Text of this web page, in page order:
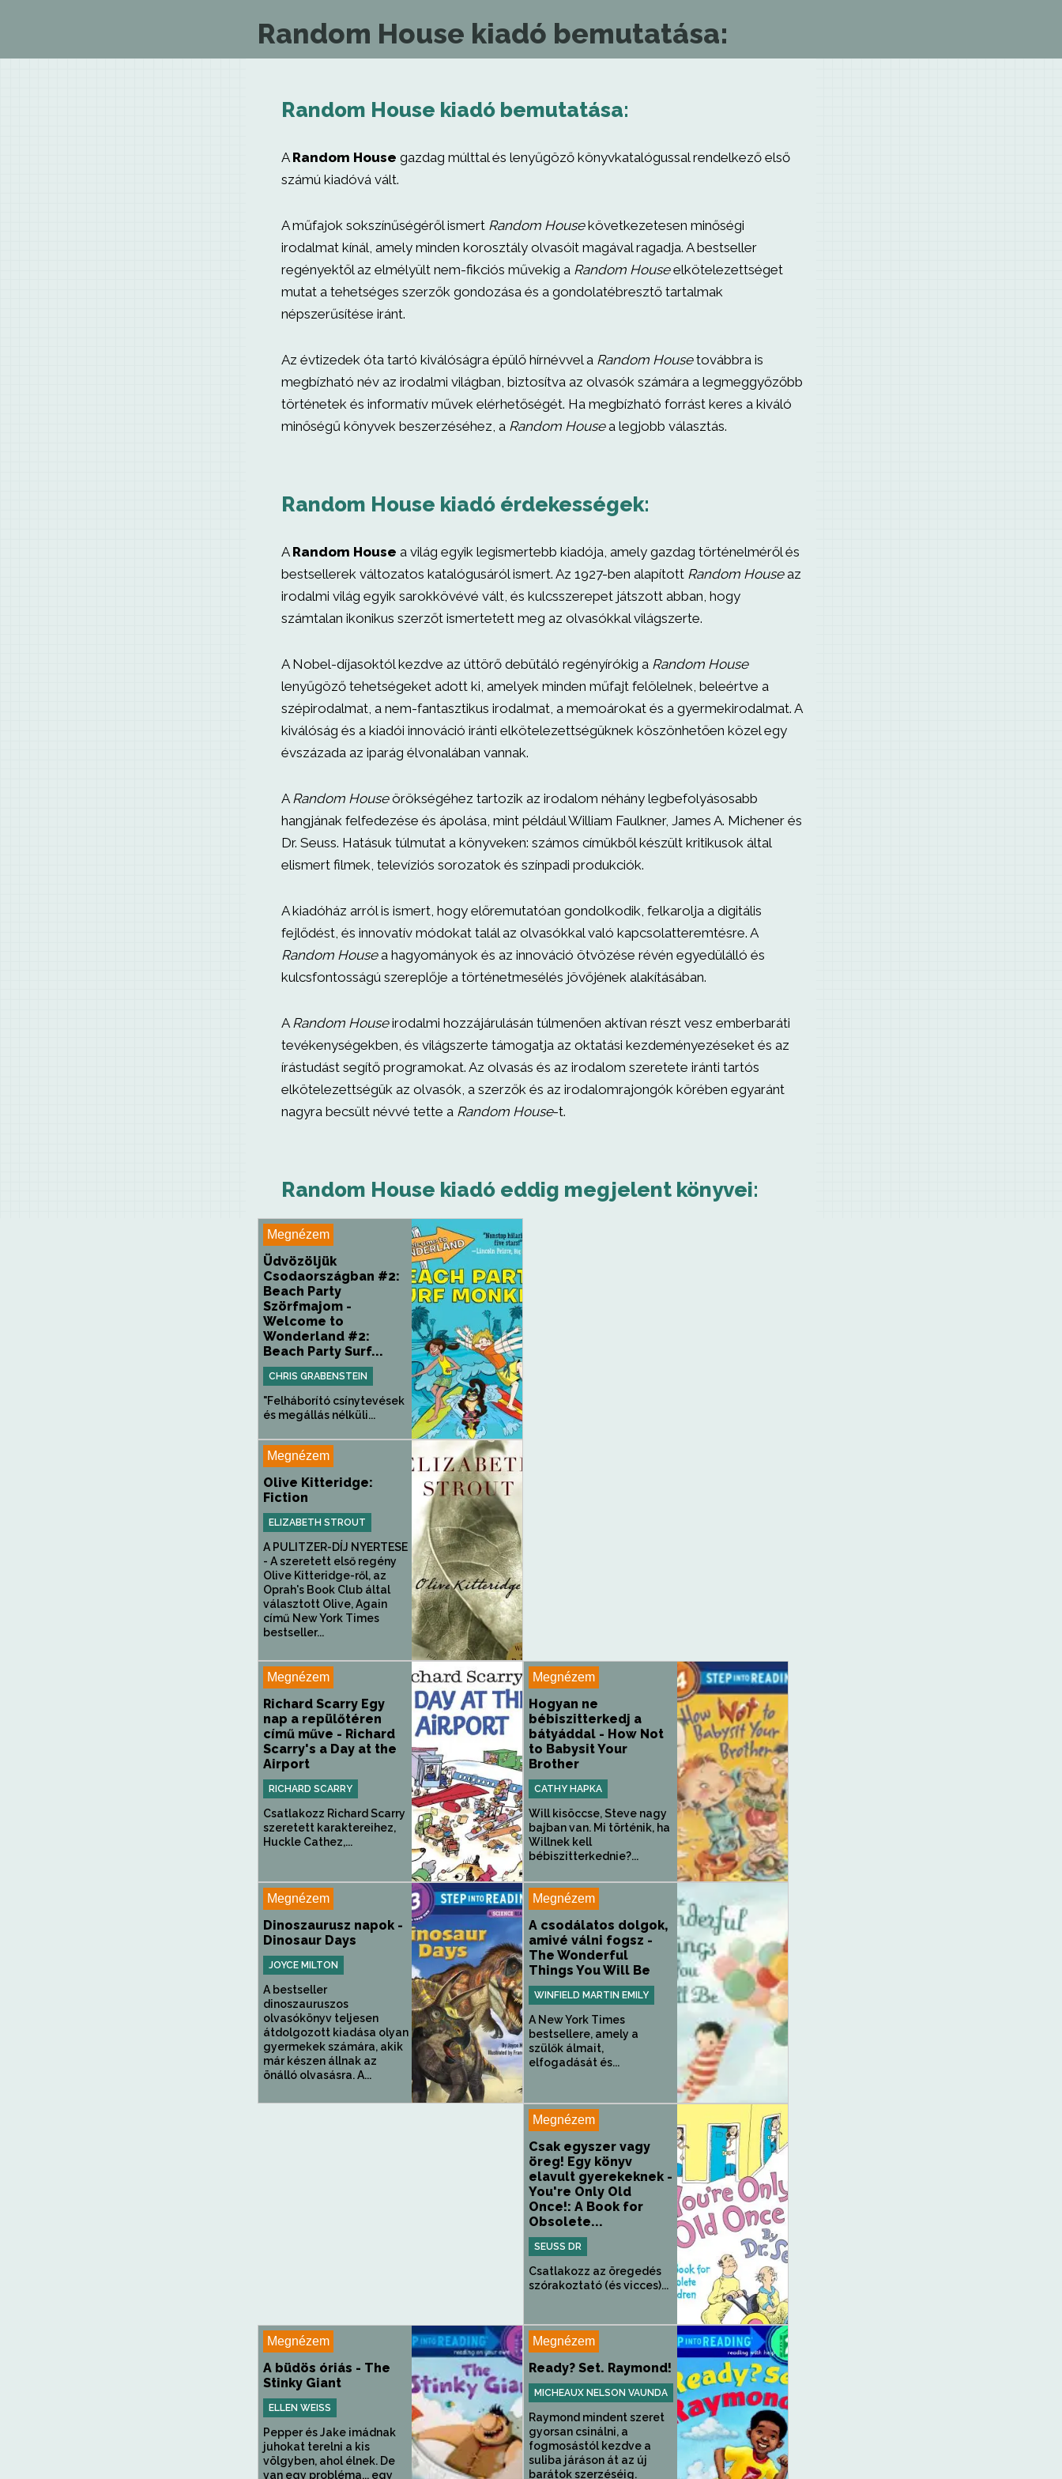
Random House kiadó bemutatása:
Random House kiadó bemutatása:
A Random House gazdag múlttal és lenyűgöző könyvkatalógussal rendelkező első
számú kiadóvá vált.
A műfajok sokszínűségéről ismert Random Housekövetkezetesen minőségi
irodalmat kínál, amely minden korosztály olvasóit magával ragadja. A bestseller
regényektől az elmélyült nem-fikciós művekig a Random Houseelkötelezettséget
mutat a tehetséges szerzők gondozása és a gondolatébresztő tartalmak
népszerűsítése iránt.
Az évtizedek óta tartó kiválóságra épülő hírnévvel a Random Housetovábbra is
megbízható név az irodalmi világban, biztosítva az olvasók számára a legmeggyőzőbb
történetek és informatív művek elérhetőségét. Ha megbízható forrást keres a kiváló
minőségű könyvek beszerzéséhez, a Random Housea legjobb választás.
Random House kiadó érdekességek:
A Random House a világ egyik legismertebb kiadója, amely gazdag történelméről és
bestsellerek változatos katalógusáról ismert. Az 1927-ben alapított Random Houseaz
irodalmi világ egyik sarokkövévé vált, és kulcsszerepet játszott abban, hogy
számtalan ikonikus szerzőt ismertetett meg az olvasókkal világszerte.
A Nobel-díjasoktól kezdve az úttörő debütáló regényírókig a Random House
lenyűgöző tehetségeket adott ki, amelyek minden műfajt felölelnek, beleértve a
szépirodalmat, a nem-fantasztikus irodalmat, a memoárokat és a gyermekirodalmat. A
kiválóság és a kiadói innováció iránti elkötelezettségüknek köszönhetően közel egy
évszázada az iparág élvonalában vannak.
A Random Houseörökségéhez tartozik az irodalom néhány legbefolyásosabb
hangjának felfedezése és ápolása, mint például William Faulkner, James A. Michener és
Dr. Seuss. Hatásuk túlmutat a könyveken: számos címükből készült kritikusok által
elismert filmek, televíziós sorozatok és színpadi produkciók.
A kiadóház arról is ismert, hogy előremutatóan gondolkodik, felkarolja a digitális
fejlődést, és innovatív módokat talál az olvasókkal való kapcsolatteremtésre. A
Random Housea hagyományok és az innováció ötvözése révén egyedülálló és
kulcsfontosságú szereplője a történetmesélés jövőjének alakításában.
A Random Houseirodalmi hozzájárulásán túlmenően aktívan részt vesz emberbaráti
tevékenységekben, és világszerte támogatja az oktatási kezdeményezéseket és az
írástudást segítő programokat. Az olvasás és az irodalom szeretete iránti tartós
elkötelezettségük az olvasók, a szerzők és az irodalomrajongók körében egyaránt
nagyra becsült névvé tette a Random House-t.
Random House kiadó eddig megjelent könyvei:
Megnézem
Üdvözöljük
Csodaországban #2:
Beach Party
Szörfmajom -
Welcome to
Wonderland #2:
Beach Party Surf...
CHRIS GRABENSTEIN
"Felháborító csínytevések
és megállás nélküli...
Megnézem
Olive Kitteridge:
Fiction
ELIZABETH STROUT
A PULITZER-DÍJ NYERTESE
- A szeretett első regény
Olive Kitteridge-ről, az
Oprah's Book Club által
választott Olive, Again
című New York Times
bestseller...
Megnézem
Richard Scarry Egy
nap a repülőtéren
című műve - Richard
Scarry's a Day at the
Airport
RICHARD SCARRY
Csatlakozz Richard Scarry
szeretett karaktereihez,
Huckle Cathez,...
Megnézem
Hogyan ne
bébiszitterkedj a
bátyáddal - How Not
to Babysit Your
Brother
CATHY HAPKA
Will kisöccse, Steve nagy
bajban van. Mi történik, ha
Willnek kell
bébiszitterkednie?...
Megnézem
Dinoszaurusz napok -
Dinosaur Days
JOYCE MILTON
A bestseller
dinoszauruszos
olvasókönyv teljesen
átdolgozott kiadása olyan
gyermekek számára, akik
már készen állnak az
önálló olvasásra. A...
Megnézem
A csodálatos dolgok,
amivé válni fogsz -
The Wonderful
Things You Will Be
WINFIELD MARTIN EMILY
A New York Times
bestsellere, amely a
szülők álmait,
elfogadását és...
Megnézem
Csak egyszer vagy
öreg! Egy könyv
elavult gyerekeknek -
You're Only Old
Once!: A Book for
Obsolete...
SEUSS DR
Csatlakozz az öregedés
szórakoztató (és vicces)...
Megnézem
A büdös óriás - The
Stinky Giant
ELLEN WEISS
Pepper és Jake imádnak
juhokat terelni a kis
völgyben, ahol élnek. De
van egy probléma... egy
Megnézem
Ready? Set. Raymond!
MICHEAUX NELSON VAUNDA
Raymond mindent szeret
gyorsan csinálni, a
fogmosástól kezdve a
suliba járáson át az új
barátok szerzéséig.